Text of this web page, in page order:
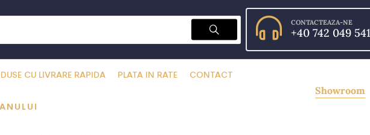
CONTACTEAZA-NE
+40 742 049 541
CU LIVRARE RAPIDA PLATA IN RATE CONTACT
Showroom